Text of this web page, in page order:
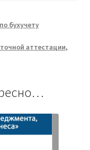
бухучету
аттестации,